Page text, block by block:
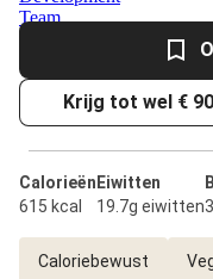
Krijg tot wel €
Calorieën
615 kcal
Eiwitten
19.7g eiwitten
Caloriebewust